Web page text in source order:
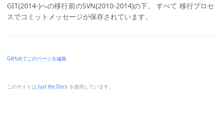
このサイトは Just the Docs を使用しています。
GIT(2014-)への移行前のSVN(2010-2014)の下。 すべて 移行プロセ
スでコミットメッセージが保存されています。
GitHubでこのページを編集